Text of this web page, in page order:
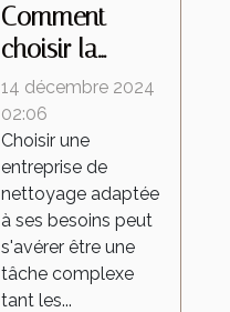
Comment
choisir la
meilleure
entreprise de
nettoyage
pour vos
besoins
14 décembre 2024
02:06
Choisir une
entreprise de
nettoyage adaptée
à ses besoins peut
s'avérer être une
tâche complexe
tant les...